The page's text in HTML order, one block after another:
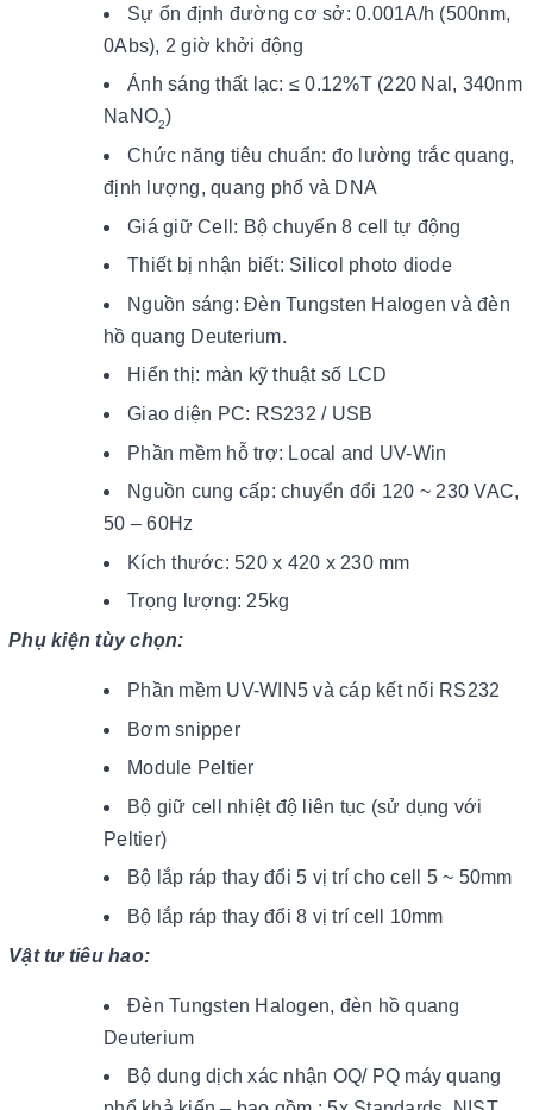
Sự ổn định đường cơ sở: 0.001A/h (500nm,
0Abs), 2 giờ khởi động
Ánh sáng thất lạc: ≤ 0.12%T (220 Nal, 340nm
NaNO2)
Chức năng tiêu chuẩn: đo lường trắc quang,
định lượng, quang phổ và DNA
Giá giữ Cell: Bộ chuyển 8 cell tự động
Thiết bị nhận biết: Silicol photo diode
Nguồn sáng: Đèn Tungsten Halogen và đèn
hồ quang Deuterium.
Hiển thị: màn kỹ thuật số LCD
Giao diện PC: RS232 / USB
Phần mềm hỗ trợ: Local and UV-Win
Nguồn cung cấp: chuyển đổi 120 ~ 230 VAC,
50 – 60Hz
Kích thước: 520 x 420 x 230 mm
Trọng lượng: 25kg
Phụ kiện tùy chọn:
Phần mềm UV-WIN5 và cáp kết nối RS232
Bơm snipper
Module Peltier
Bộ giữ cell nhiệt độ liên tục (sử dụng với
Peltier)
Bộ lắp ráp thay đổi 5 vị trí cho cell 5 ~ 50mm
Bộ lắp ráp thay đổi 8 vị trí cell 10mm
Vật tư tiêu hao:
Đèn Tungsten Halogen, đèn hồ quang
Deuterium
Bộ dung dịch xác nhận OQ/ PQ máy quang